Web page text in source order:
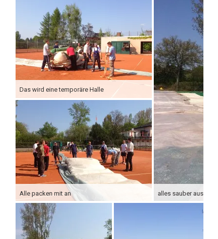
Das wird eine temporäre Halle
Alle packen mit an alles sauber